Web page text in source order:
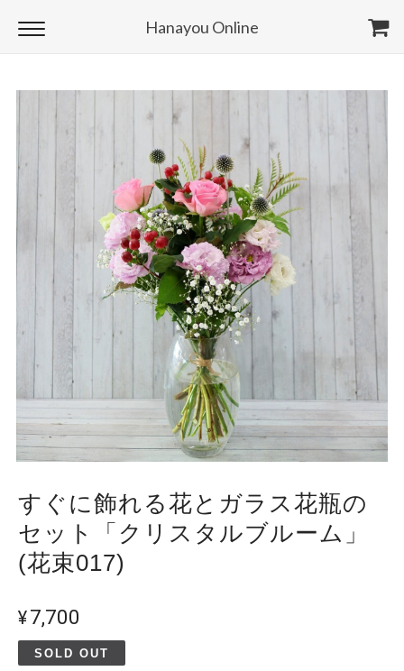
Hanayou Online
すぐに飾れる花とガラス花瓶の
セット「クリスタルブルーム」
(花束017)
¥7,700
SOLD OUT